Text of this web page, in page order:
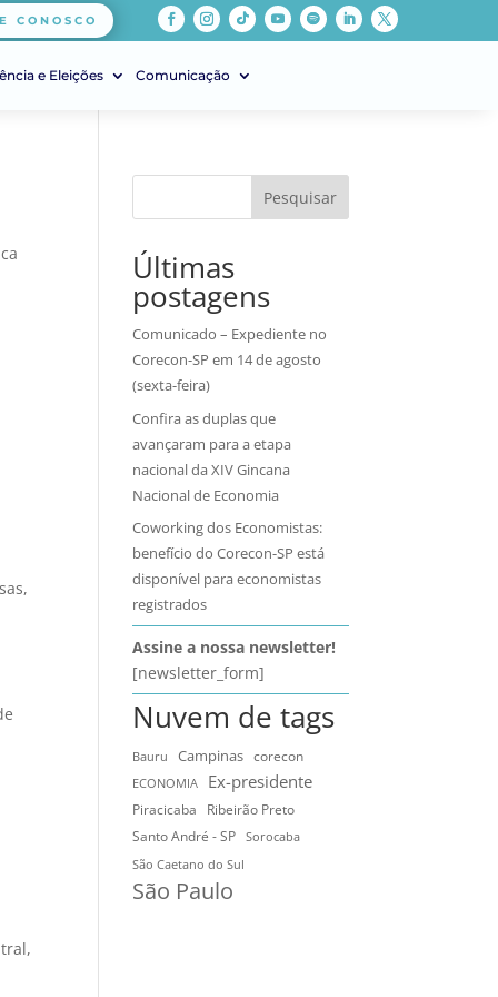
CONOSCO
e Eleições Comunicação
,
,
Pesquisar
Últimas
postagens
Comunicado – Expediente no
Corecon-SP em 14 de agosto
(sexta-feira)
Confira as duplas que
avançaram para a etapa
nacional da XIV Gincana
Nacional de Economia
Coworking dos Economistas:
benefício do Corecon-SP está
disponível para economistas
registrados
Assine a nossa newsletter!
[newsletter_form]
Nuvem de tags
Bauru Campinas
corecon
ECONOMIA
Ex-presidente
Piracicaba
Ribeirão Preto
Santo André - SP
Sorocaba
São Caetano do Sul
São Paulo